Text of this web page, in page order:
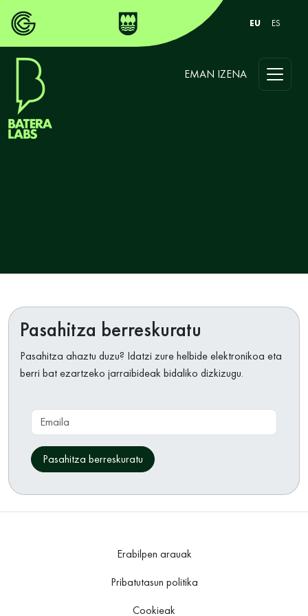
EU ES
EMAN IZENA
Pasahitza berreskuratu
Pasahitza ahaztu duzu? Idatzi zure helbide elektronikoa eta
berri bat ezartzeko jarraibideak bidaliko dizkizugu.
Emaila
Pasahitza berreskuratu
Erabilpen arauak
Pribatutasun politika
Cookieak